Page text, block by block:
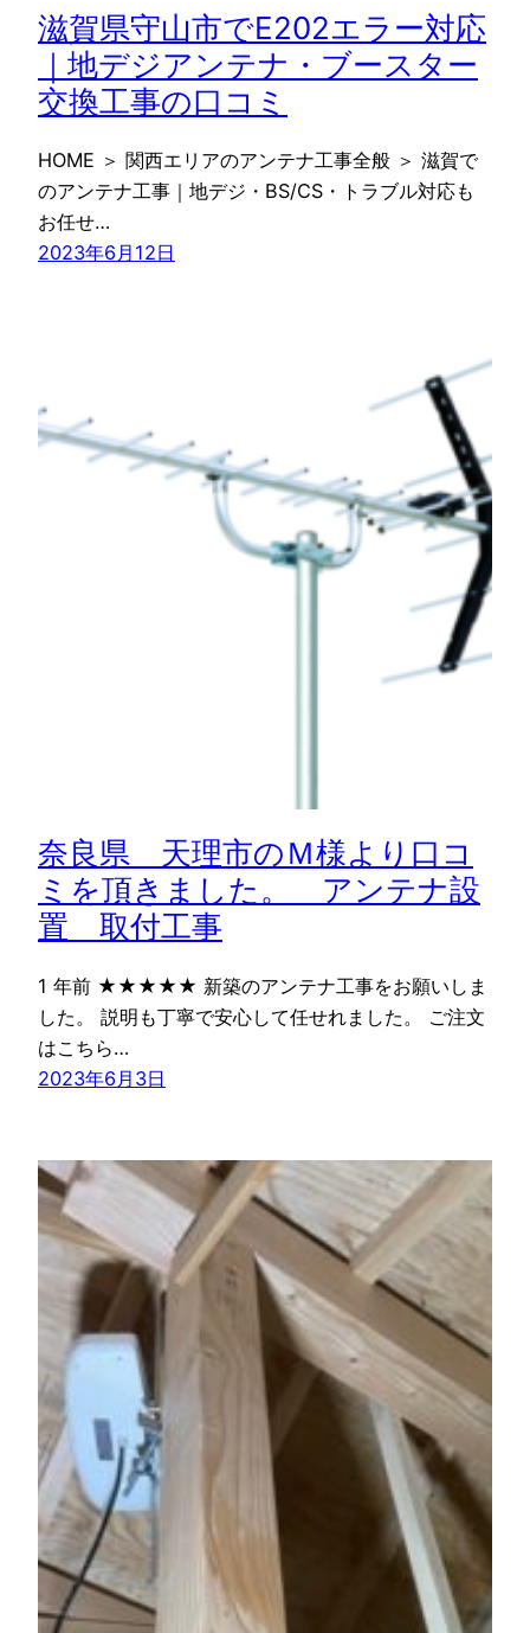
滋賀県守山市でE202エラー対応
｜地デジアンテナ・ブースター
交換工事の口コミ
HOME ＞ 関西エリアのアンテナ工事全般 ＞ 滋賀で
のアンテナ工事｜地デジ・BS/CS・トラブル対応も
お任せ…
2023年6月12日
奈良県 天理市のＭ様より口コ
ミを頂きました。 アンテナ設
置 取付工事
1 年前 ★★★★★ 新築のアンテナ工事をお願いしま
した。 説明も丁寧で安心して任せれました。 ご注文
はこちら…
2023年6月3日